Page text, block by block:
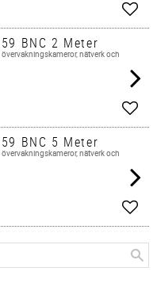
Add
BNC 2 Meter
nätverk och
Add
BNC 5 Meter
nätverk och
Add